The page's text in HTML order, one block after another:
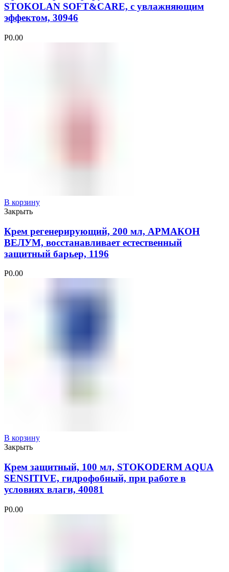
STOKOLAN SOFT&CARE, с увлажняющим
эффектом, 30946
Р0.00
В корзину
Закрыть
Крем регенерирующий, 200 мл, АРМАКОН
ВЕЛУМ, восстанавливает естественный
защитный барьер, 1196
Р0.00
В корзину
Закрыть
Крем защитный, 100 мл, STOKODERM AQUA
SENSITIVE, гидрофобный, при работе в
условиях влаги, 40081
Р0.00